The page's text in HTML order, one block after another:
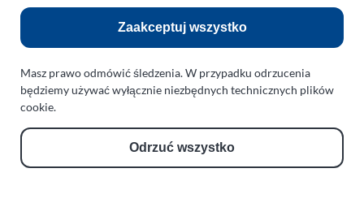
Odnośniki:
Flight Operations Consulting
Bolling Modellballone
Farma Agroturystyczna
Rodzina Wolarków
Zaakceptuj wszystko
Masz prawo odmówić śledzenia. W przypadku odrzucenia
będziemy używać wyłącznie niezbędnych technicznych plików
cookie.
Odrzuć wszystko